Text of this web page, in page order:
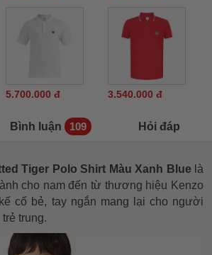
5.700.000 đ 3.540.000 đ
Bình luận 109 Hỏi đáp
Tiger Polo Shirt Màu Xanh Blue là
cho nam đến từ thương hiệu Kenzo
cổ bẻ, tay ngắn mang lại cho người
trung.